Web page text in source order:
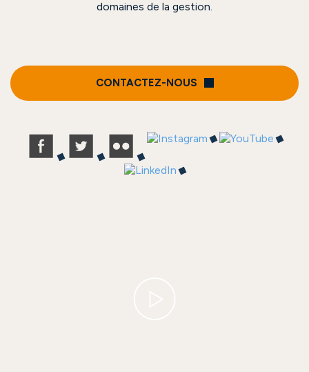
domaines de la gestion.
CONTACTEZ-NOUS